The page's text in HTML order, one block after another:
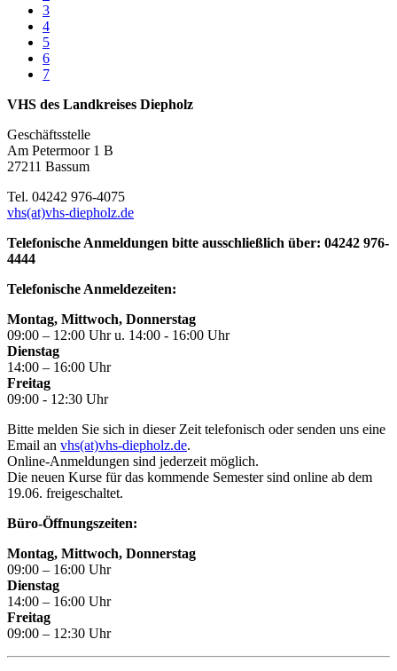
3
4
5
6
7
VHS des Landkreises Diepholz
Geschäftsstelle
Am Petermoor 1 B
27211 Bassum
Tel. 04242 976-4075
vhs(at)vhs-diepholz.de
Telefonische Anmeldungen bitte ausschließlich über: 04242 976-
4444
Telefonische Anmeldezeiten:
Montag, Mittwoch, Donnerstag
09:00 – 12:00 Uhr u. 14:00 - 16:00 Uhr
Dienstag
14:00 – 16:00 Uhr
Freitag
09:00 - 12:30 Uhr
Bitte melden Sie sich in dieser Zeit telefonisch oder senden uns eine
Email an vhs(at)vhs-diepholz.de.
Online-Anmeldungen sind jederzeit möglich.
Die neuen Kurse für das kommende Semester sind online ab dem
19.06. freigeschaltet.
Büro-Öffnungszeiten:
Montag, Mittwoch, Donnerstag
09:00 – 16:00 Uhr
Dienstag
14:00 – 16:00 Uhr
Freitag
09:00 – 12:30 Uhr